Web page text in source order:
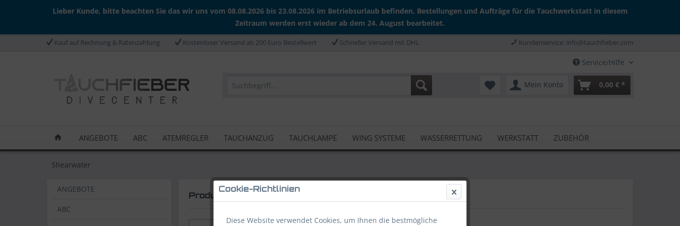
Lieber Kunde, bitte beachten Sie das wir uns vom 08.08.2026 bis 23.08.2026 im Betriebsurlaub befinden. Bestellungen und Aufträge für die Tauchwerkstatt in diesem
Zeitraum werden erst wieder ab dem 24. August bearbeitet.
Kauf auf Rechnung & Ratenzahlung Kostenloser Versand ab 200 Euro Bestellwert Schneller Versand mit DHL Kundenservice: info@tauchfieber.com
Service/Hilfe
Mein Konto 0,00 € *
ANGEBOTE ABC ATEMREGLER TAUCHANZUG TAUCHLAMPE WING SYSTEME WASSERRETTUNG WERKSTATT ZUBEHÖR
Shearwater
ANGEBOTE
ABC
Produkte von Shearwater
Cookie-Richtlinien
Diese Website verwendet Cookies, um Ihnen die bestmögliche